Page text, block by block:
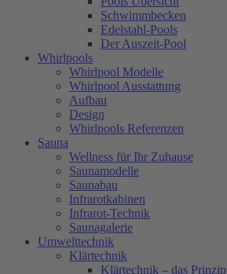
Schwimmbecken
Edelstahl-Pools
Der Auszeit-Pool
Whirlpools
Whirlpool Modelle
Whirlpool Ausstattung
Aufbau
Design
Whirlpools Referenzen
Sauna
Wellness für Ihr Zuhause
Saunamodelle
Saunabau
Infrarotkabinen
Infrarot-Technik
Saunagalerie
Umwelttechnik
Klärtechnik
Klärtechnik – das Prinzip